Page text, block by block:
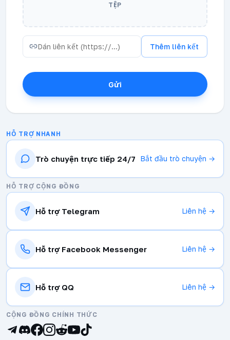
TỆP
Thêm liên kết
Gửi
HỖ TRỢ NHANH
Trò chuyện trực tiếp 24/7 Bắt đầu trò chuyện →
HỖ TRỢ CỘNG ĐỒNG
Hỗ trợ Telegram Liên hệ →
Hỗ trợ Facebook Messenger Liên hệ →
Hỗ trợ QQ Liên hệ →
CỘNG ĐỒNG CHÍNH THỨC